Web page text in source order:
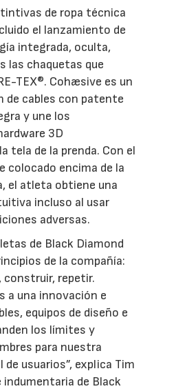
de ropa técnica
el lanzamiento de
integrada, oculta,
las chaquetas que
TEX®. Cohæsive es un
de cables con patente
y une los
3D
tela de la prenda. Con el
colocado encima de la
el atleta obtiene una
incluso al usar
adversas.
de Black Diamond
de la compañía:
construir, repetir.
a una innovación e
equipos de diseño e
los límites y
para nuestra
usuarios”, explica Tim
de Black